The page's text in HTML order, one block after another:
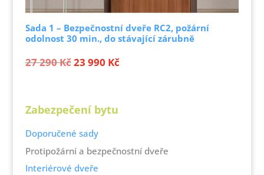
Sada 1 – Bezpečnostní dveře RC2, požární
odolnost 30 min., do stávající zárubně
27 290Kč Původní
23 990 KčAktuální
Zabezpečení bytu
Doporučené sady
Protipožární a bezpečnostní dveře
Interiérové dveře